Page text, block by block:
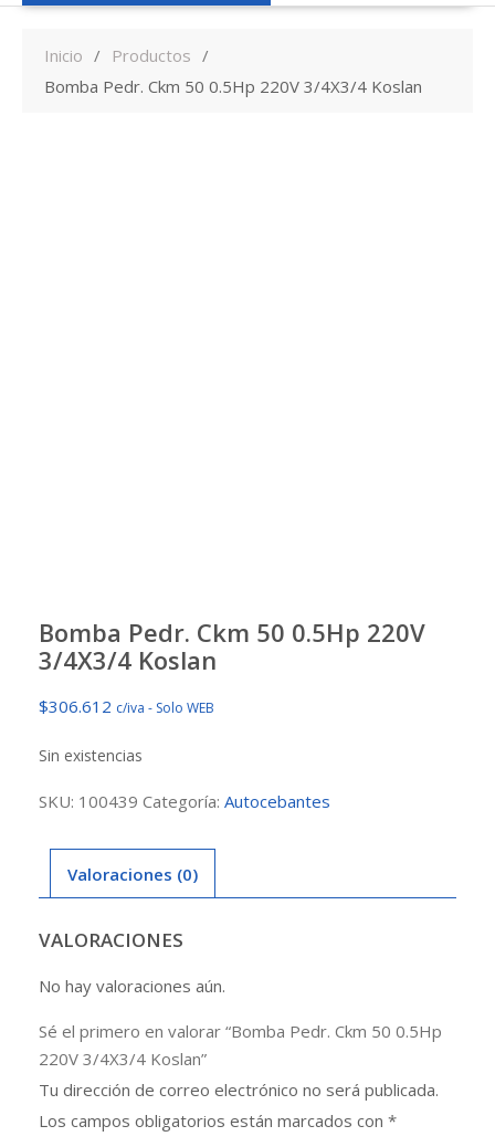
Inicio
Productos
Bomba Pedr. Ckm 50 0.5Hp 220V 3/4X3/4 Koslan
Bomba Pedr. Ckm 50 0.5Hp 220V
3/4X3/4 Koslan
$306.612 c/iva - Solo WEB
Sin existencias
SKU: 100439 Categoría: Autocebantes
Valoraciones (0)
VALORACIONES
No hay valoraciones aún.
Sé el primero en valorar “Bomba Pedr. Ckm 50 0.5Hp
220V 3/4X3/4 Koslan”
Tu dirección de correo electrónico no será publicada.
Los campos obligatorios están marcados con *